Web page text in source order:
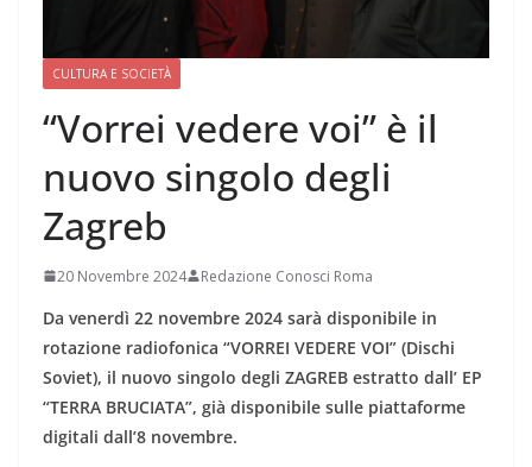
CULTURA E SOCIETÀ
“Vorrei vedere voi” è il
nuovo singolo degli
Zagreb
20 Novembre 2024 Redazione Conosci Roma
Da venerdì 22 novembre 2024 sarà disponibile in
rotazione radiofonica “VORREI VEDERE VOI” (Dischi
Soviet), il nuovo singolo degli ZAGREB estratto dall’ EP
“TERRA BRUCIATA”, già disponibile sulle piattaforme
digitali dall’8 novembre.